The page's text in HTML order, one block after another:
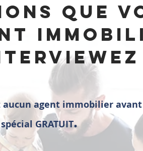
aucun agent immobilier avant
GRATUIT.
que